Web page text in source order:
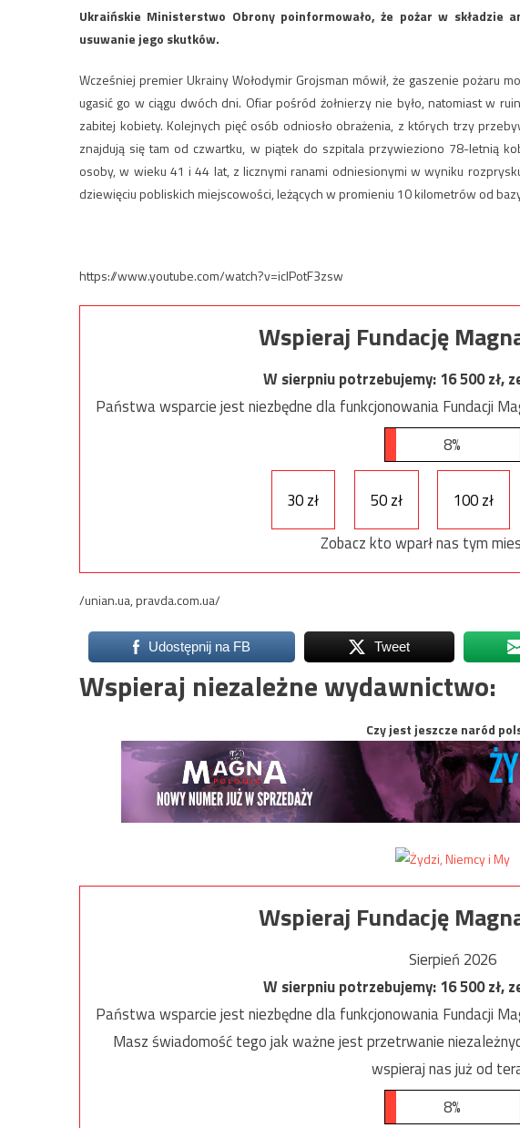
Ukraińskie Ministerstwo Obrony poinformowało, że pożar w składzie
usuwanie jego skutków.
Wcześniej premier Ukrainy Wołodymir Grojsman mówił, że gaszenie pożaru
ugasić go w ciągu dwóch dni. Ofiar pośród żołnierzy nie było, natomiast w
zabitej kobiety. Kolejnych pięć osób odniosło obrażenia, z których trzy
znajdują się tam od czwartku, w piątek do szpitala przywieziono 78-letnią
osoby, w wieku 41 i 44 lat, z licznymi ranami odniesionymi w wyniku
dziewięciu pobliskich miejscowości, leżących w promieniu 10 kilometrów od
https://www.youtube.com/watch?v=iclPotF3zsw
Wspieraj Fundację
W sierpniu potrzebujemy:16 500zł,
Państwa wsparcie jest niezbędne dla funkcjonowania Fundacji
8%
30 zł 50 zł 100 zł
Zobacz kto wparł nas tym
/unian.ua, pravda.com.ua/
Udostępnij na FB Tweet
Wspieraj niezależne wydawnictwo:
Czy jest jeszcze naród
Wspieraj Fundację
Sierpień 2026
W sierpniu potrzebujemy:16 500zł,
Państwa wsparcie jest niezbędne dla funkcjonowania Fundacji
Masz świadomość tego jak ważne jest przetrwanie
wspieraj nas już od
8%